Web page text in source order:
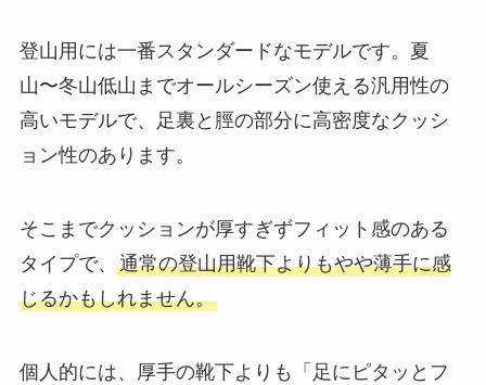
登山用には一番スタンダードなモデルです。夏
山〜冬山低山までオールシーズン使える汎用性の
高いモデルで、足裏と脛の部分に高密度なクッシ
ョン性のあります。
そこまでクッションが厚すぎずフィット感のある
タイプで、 通常の登山用靴下よりもやや薄手に感
じるかもしれません。
個人的には、厚手の靴下よりも「足にピタッとフ